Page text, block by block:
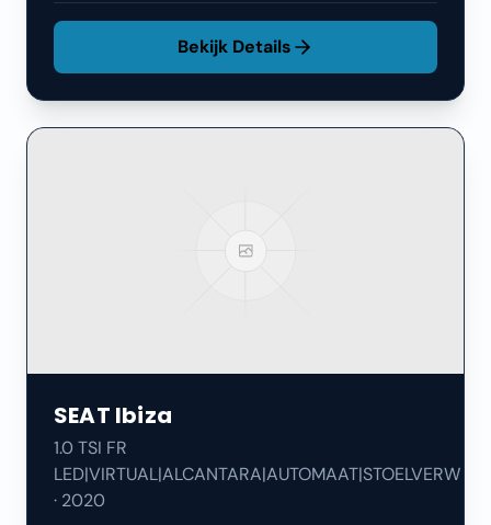
Bekijk Details
SEAT Ibiza
1.0 TSI FR
LED|VIRTUAL|ALCANTARA|AUTOMAAT|STOELVERW
· 2020